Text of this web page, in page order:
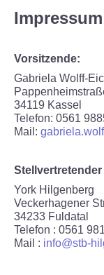
Erzähltreff
Virtuelle
Kommende
Impressum
Vorsitzende:
Gabriela Wolff-
34119 Kassel
Telefon: 0561
Mail:
York Hilgenberg
Veckerhagener
34233 Fuldatal
Telefon : 0561
Mail : info@stb-